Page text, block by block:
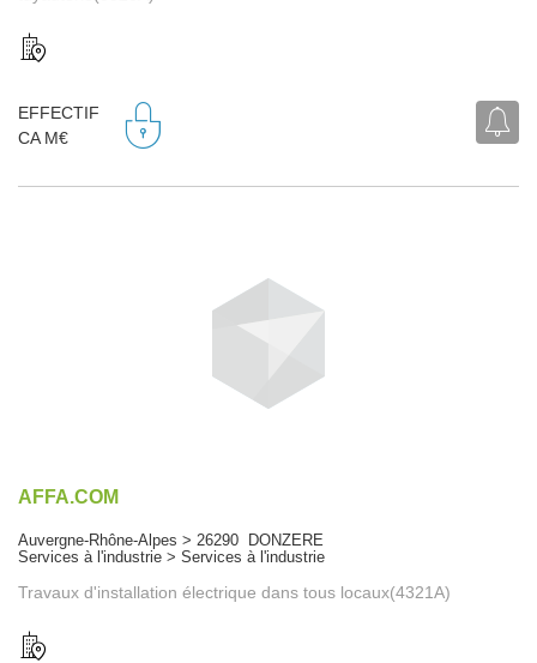
EFFECTIF
CA M€
AFFA.COM
Auvergne-Rhône-Alpes > 26290 DONZERE
Services à l'industrie > Services à l'industrie
Travaux d'installation électrique dans tous locaux(4321A)